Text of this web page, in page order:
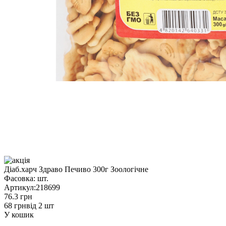
Діаб.харч Здраво Печиво 300г Зоологічне
Фасовка: шт.
Артикул:218699
76.3 грн
68 грнвід 2 шт
У кошик